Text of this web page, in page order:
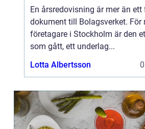
En årsredovisning är mer än
dokument till Bolagsverket. För
företagare i Stockholm är den
som gått, ett underlag...
Lotta Albertsson